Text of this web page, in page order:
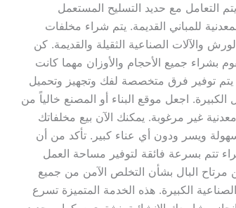
التعامل مع حديد التسليح المستعمل
للمباني القديمة. يتم شراء مخلفات
والآلات الصناعية الثقيلة والقديمة. كن
نقوم بشراء جميع الأحجام والأوزان مهما كانت
يتم توفير فرق متخصصة لفك وتجهيز وتحميل
الكبيرة. اجعل موقع البناء أو المصنع خالياً من
غير مرغوبة. يمكنك الآن بيع مخلفاتك
ويسر ودون أي عناء كبير. تأكد من أن
تتم بسرعة فائقة لتوفير مساحة العمل
مرتاح البال بشأن التخلص الآمن من جميع
الكبيرة. هذه الخدمة المتميزة تسرع